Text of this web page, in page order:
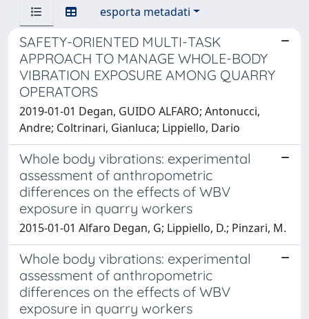
esporta metadati
SAFETY-ORIENTED MULTI-TASK
APPROACH TO MANAGE WHOLE-BODY
VIBRATION EXPOSURE AMONG QUARRY
OPERATORS
2019-01-01 Degan, GUIDO ALFARO; Antonucci,
Andre; Coltrinari, Gianluca; Lippiello, Dario
Whole body vibrations: experimental
assessment of anthropometric
differences on the effects of WBV
exposure in quarry workers
2015-01-01 Alfaro Degan, G; Lippiello, D.; Pinzari, M.
Whole body vibrations: experimental
assessment of anthropometric
differences on the effects of WBV
exposure in quarry workers